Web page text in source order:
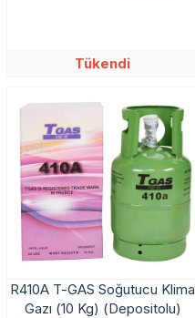
Tükendi
R410A T-GAS Soğutucu Klima
Gazı (10 Kg) (Depositolu)